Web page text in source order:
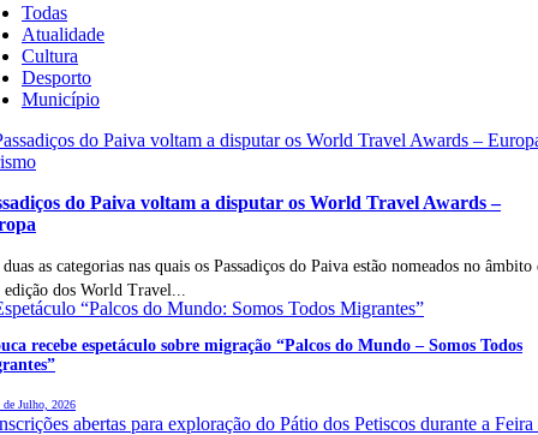
Todas
Atualidade
Cultura
Desporto
Município
do Paiva voltam a disputar os World Travel Awards –
duas as categorias nas quais os Passadiços do Paiva estão nomeados no âmbito
edição dos World Travel...
recebe espetáculo sobre migração “Palcos do Mundo – Somos Todos
Julho, 2026